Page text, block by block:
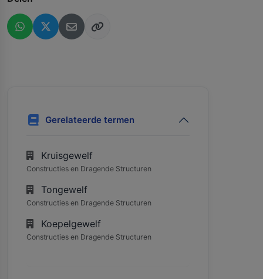
Gerelateerde termen
Kruisgewelf
Constructies en Dragende Structuren
Tongewelf
Constructies en Dragende Structuren
Koepelgewelf
Constructies en Dragende Structuren